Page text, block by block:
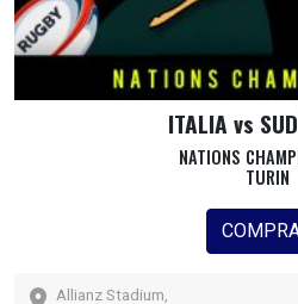
ITALIA vs
NATIONS
TURIN
Allianz Stadium,